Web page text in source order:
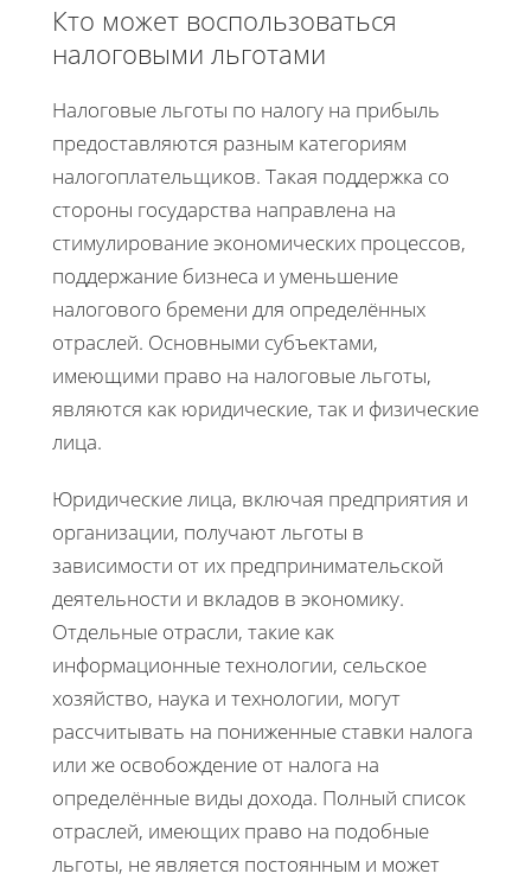
Кто может воспользоваться
налоговыми льготами
Налоговые льготы по налогу на прибыль
предоставляются разным категориям
налогоплательщиков. Такая поддержка со
стороны государства направлена на
стимулирование экономических процессов,
поддержание бизнеса и уменьшение
налогового бремени для определённых
отраслей. Основными субъектами,
имеющими право на налоговые льготы,
являются как юридические, так и физические
лица.
Юридические лица, включая предприятия и
организации, получают льготы в
зависимости от их предпринимательской
деятельности и вкладов в экономику.
Отдельные отрасли, такие как
информационные технологии, сельское
хозяйство, наука и технологии, могут
рассчитывать на пониженные ставки налога
или же освобождение от налога на
определённые виды дохода. Полный список
отраслей, имеющих право на подобные
льготы, не является постоянным и может